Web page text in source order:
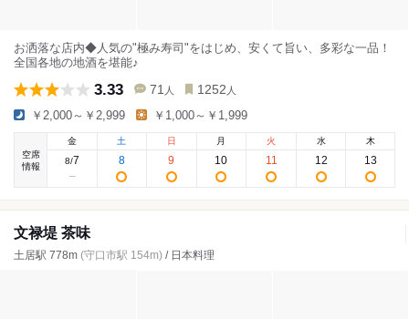
お洒落な店内◆人気の"極み寿司"をはじめ、安くて旨い、多彩な一品！
全国各地の地酒を堪能♪
3.33 71 人 1252 人
￥2,000～￥2,999 ￥1,000～￥1,999
空席
情報
金
8/7
土
8
日
9
月
10
火
11
水
12
木
13
文禄堤 茶味
土居駅 778m (守口市駅 154m) / 日本料理